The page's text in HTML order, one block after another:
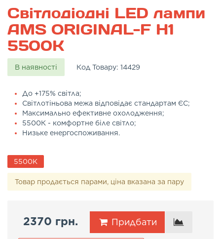
Світлодіодні LED лампи
AMS ORIGINAL-F H1
5500K
В наявності Код Товару: 14429
До +175% світла;
Світлотіньова межа відповідає стандартам ЄС;
Максимально ефективне охолодження;
5500К - комфортне біле світло;
Низьке енергоспоживання.
5500K
Товар продається парами, ціна вказана за пару
2370 грн. Придбати